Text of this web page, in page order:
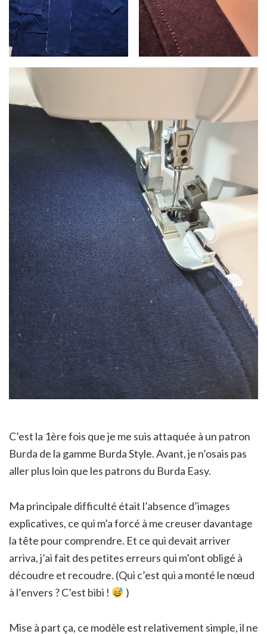
C’est la 1ère fois que je me suis attaquée à un patron
Burda de la gamme Burda Style. Avant, je n’osais pas
aller plus loin que les patrons du Burda Easy.
Ma principale difficulté était l’absence d’images
explicatives, ce qui m’a forcé à me creuser davantage
la tête pour comprendre. Et ce qui devait arriver
arriva, j’ai fait des petites erreurs qui m’ont obligé à
découdre et recoudre. (Qui c’est qui a monté le nœud
à l’envers ? C’est bibi !
)
Mise à part ça, ce modèle est relativement simple, il ne